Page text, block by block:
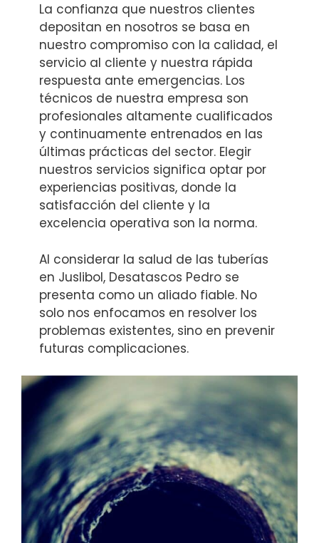
La confianza que nuestros clientes
depositan en nosotros se basa en
nuestro compromiso con la calidad, el
servicio al cliente y nuestra rápida
respuesta ante emergencias. Los
técnicos de nuestra empresa son
profesionales altamente cualificados
y continuamente entrenados en las
últimas prácticas del sector. Elegir
nuestros servicios significa optar por
experiencias positivas, donde la
satisfacción del cliente y la
excelencia operativa son la norma.
Al considerar la salud de las tuberías
en Juslibol, Desatascos Pedro se
presenta como un aliado fiable. No
solo nos enfocamos en resolver los
problemas existentes, sino en prevenir
futuras complicaciones.